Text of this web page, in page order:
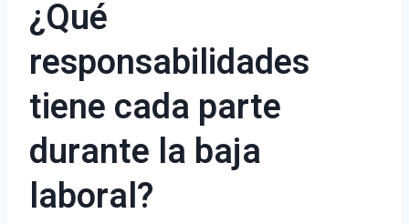
¿Qué
responsabilidades
tiene cada parte
durante la baja
laboral?